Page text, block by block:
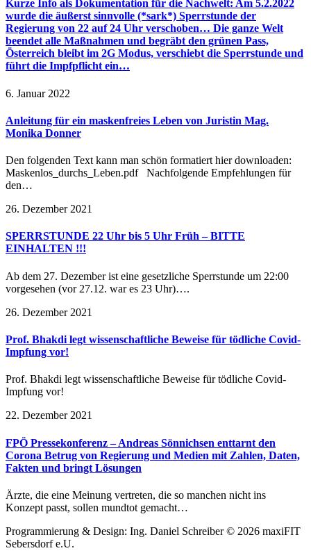
Kurze Info als Dokumentation für die Nachwelt: Am 5.2.2022
wurde die äußerst sinnvolle (*sark*) Sperrstunde der
Regierung von 22 auf 24 Uhr verschoben… Die ganze Welt
beendet alle Maßnahmen und begräbt den grünen Pass,
Österreich bleibt im 2G Modus, verschiebt die Sperrstunde und
führt die Impfpflicht ein…
6. Januar 2022
Anleitung für ein maskenfreies Leben von Juristin Mag.
Monika Donner
Den folgenden Text kann man schön formatiert hier downloaden:
Maskenlos_durchs_Leben.pdf Nachfolgende Empfehlungen für
den…
26. Dezember 2021
SPERRSTUNDE 22 Uhr bis 5 Uhr Früh – BITTE
EINHALTEN !!!
Ab dem 27. Dezember ist eine gesetzliche Sperrstunde um 22:00
vorgesehen (vor 27.12. war es 23 Uhr)….
26. Dezember 2021
Prof. Bhakdi legt wissenschaftliche Beweise für tödliche Covid-
Impfung vor!
Prof. Bhakdi legt wissenschaftliche Beweise für tödliche Covid-
Impfung vor!
22. Dezember 2021
FPÖ Pressekonferenz – Andreas Sönnichsen enttarnt den
Corona Betrug von Regierung und Medien mit Zahlen, Daten,
Fakten und bringt Lösungen
Ärzte, die eine Meinung vertreten, die so manchen nicht ins
Konzept passt, sollen mundtot gemacht…
Programmierung & Design: Ing. Daniel Schreiber © 2026 maxiFIT
Sebersdorf e.U.